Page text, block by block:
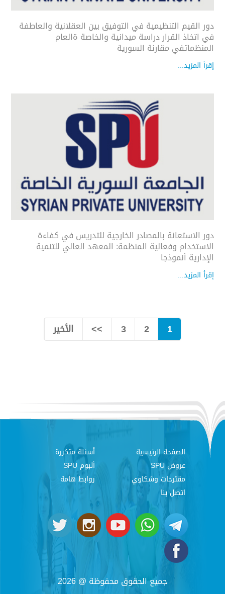
دور القيم التنظيمية في التوفيق بين العقلانية والعاطفة
في اتخاذ القرار دراسة ميدانية والخاصة ةالعام
المنظماتفي مقارنة السورية
إقرأ المزيد...
دور الاستعانة بالمصادر الخارجية للتدريس في كفاءة
الاستخدام وفعالية المنظمة: المعهد العالي للتنمية
الإدارية أنموذجا
إقرأ المزيد...
1
2
3
>> الأخير
الصفحة الرئيسية
أسئلة متكررة
عروض SPU
ألبوم SPU
مقترحات وشكاوي
روابط هامة
اتصل بنا
جميع الحقوق محفوظة @ 2026